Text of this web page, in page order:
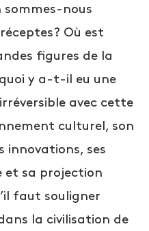
sommes-nous
Où est
figures de la
y a-t-il eu une
avec cette
culturel, son
innovations, ses
et sa projection
faut souligner
la civilisation de